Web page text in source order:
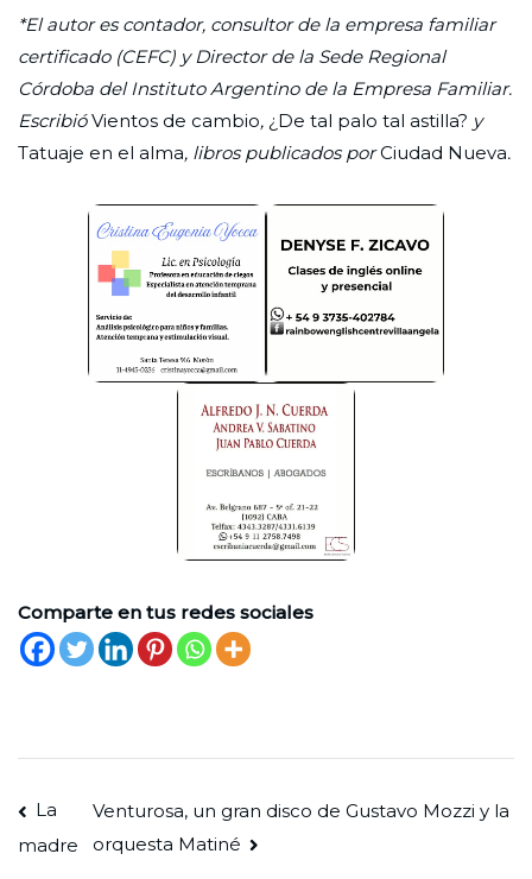
*El autor es contador, consultor de la empresa familiar
certificado (CEFC) y Director de la Sede Regional
Córdoba del Instituto Argentino de la Empresa Familiar.
EscribióVientos de cambio, ¿De tal palo tal astilla? y
Tatuaje en el alma, libros publicados porCiudad Nueva.
Comparte en tus redes sociales
Navegación
de
La
madre
Venturosa, un gran disco de Gustavo Mozzi y la
orquesta Matiné